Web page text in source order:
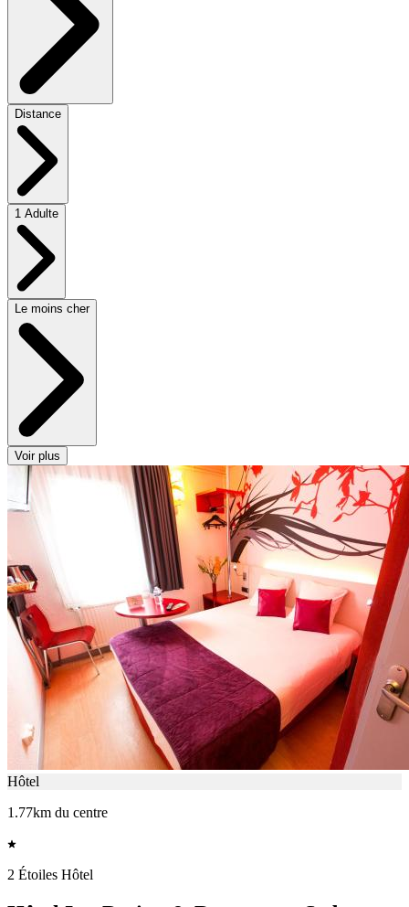
Distance
1 Adulte
Le moins cher
Voir plus
Hôtel
1.77km du centre
2 Étoiles Hôtel